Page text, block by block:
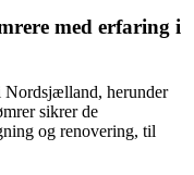
med erfaring i
Nordsjælland, herunder
sikrer de
og renovering, til